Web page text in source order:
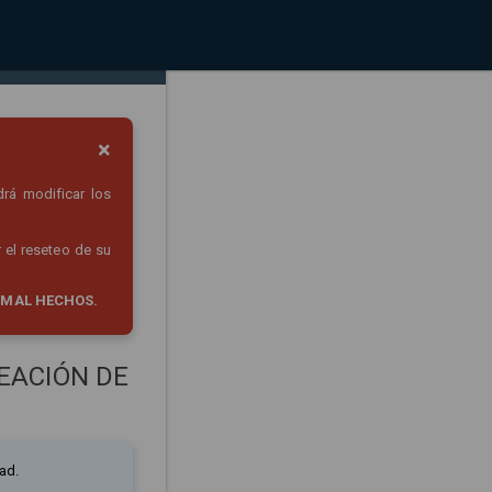
×
modificar los
el reseteo de su
HECHOS.
DE